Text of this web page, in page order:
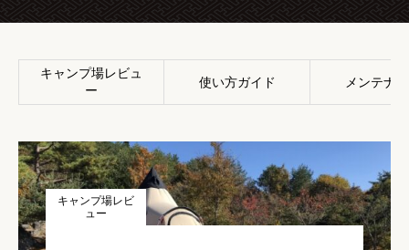
キャンプ場レビュ
ー
使い方ガイド メンテナ
キャンプ場レビ
ュー